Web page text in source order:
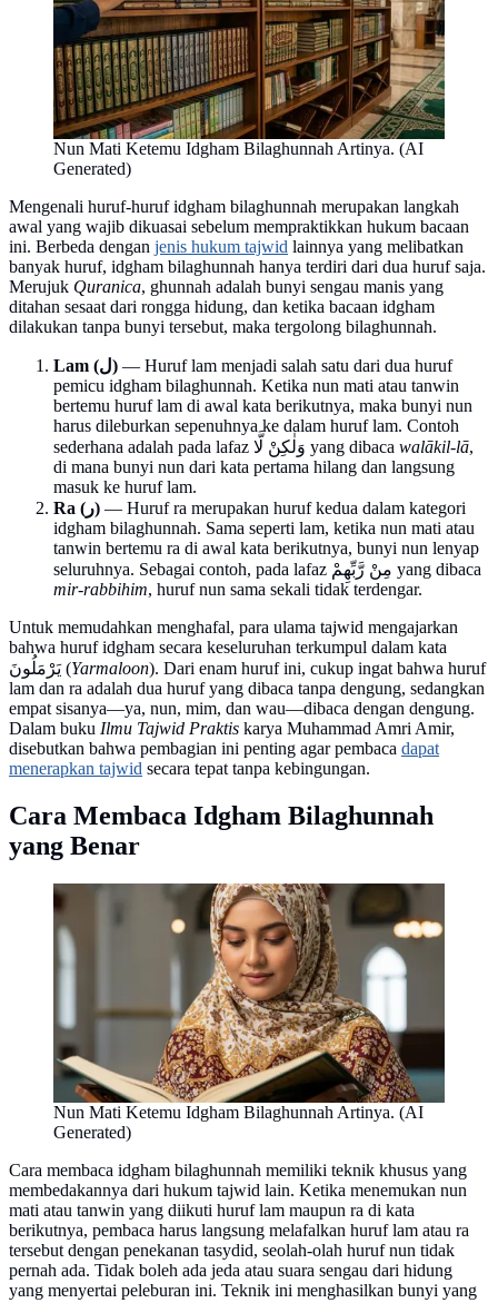
Nun Mati Ketemu Idgham Bilaghunnah Artinya. (AI
Generated)
Mengenali huruf-huruf idgham bilaghunnah merupakan langkah
awal yang wajib dikuasai sebelum mempraktikkan hukum bacaan
ini. Berbeda dengan jenis hukum tajwid lainnya yang melibatkan
banyak huruf, idgham bilaghunnah hanya terdiri dari dua huruf saja.
Merujuk Quranica, ghunnah adalah bunyi sengau manis yang
ditahan sesaat dari rongga hidung, dan ketika bacaan idgham
dilakukan tanpa bunyi tersebut, maka tergolong bilaghunnah.
Lam (ل) — Huruf lam menjadi salah satu dari dua huruf
pemicu idgham bilaghunnah. Ketika nun mati atau tanwin
bertemu huruf lam di awal kata berikutnya, maka bunyi nun
harus dileburkan sepenuhnya ke dalam huruf lam. Contoh
sederhana adalah pada lafaz وَلٰكِنْ لَّا yang dibaca walākil-lā,
di mana bunyi nun dari kata pertama hilang dan langsung
masuk ke huruf lam.
Ra (ر) — Huruf ra merupakan huruf kedua dalam kategori
idgham bilaghunnah. Sama seperti lam, ketika nun mati atau
tanwin bertemu ra di awal kata berikutnya, bunyi nun lenyap
seluruhnya. Sebagai contoh, pada lafaz مِنْ رَّبِّهِمْ yang dibaca
mir-rabbihim, huruf nun sama sekali tidak terdengar.
Untuk memudahkan menghafal, para ulama tajwid mengajarkan
bahwa huruf idgham secara keseluruhan terkumpul dalam kata
يَرْمَلُونَ (Yarmaloon). Dari enam huruf ini, cukup ingat bahwa huruf
lam dan ra adalah dua huruf yang dibaca tanpa dengung, sedangkan
empat sisanya—ya, nun, mim, dan wau—dibaca dengan dengung.
Dalam buku Ilmu Tajwid Praktis karya Muhammad Amri Amir,
disebutkan bahwa pembagian ini penting agar pembaca dapat
menerapkan tajwid secara tepat tanpa kebingungan.
Cara Membaca Idgham Bilaghunnah
yang Benar
Nun Mati Ketemu Idgham Bilaghunnah Artinya. (AI
Generated)
Cara membaca idgham bilaghunnah memiliki teknik khusus yang
membedakannya dari hukum tajwid lain. Ketika menemukan nun
mati atau tanwin yang diikuti huruf lam maupun ra di kata
berikutnya, pembaca harus langsung melafalkan huruf lam atau ra
tersebut dengan penekanan tasydid, seolah-olah huruf nun tidak
pernah ada. Tidak boleh ada jeda atau suara sengau dari hidung
yang menyertai peleburan ini. Teknik ini menghasilkan bunyi yang